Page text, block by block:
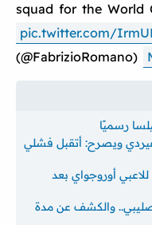
squad for the World
pic.twitter.com/
(@FabrizioRomano)
رسميًا
ويصرح: أتقبل فشلي
أوروجواي بعد
والكشف عن مدة